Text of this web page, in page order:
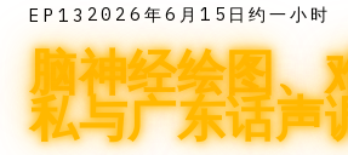
EP 13 2026年6月15日约一小时
脑神经绘图、
私与广东话声